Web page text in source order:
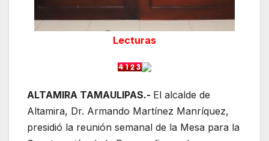
Lecturas
ALTAMIRA TAMAULIPAS.- El alcalde de
Altamira, Dr. Armando Martínez Manríquez,
presidió la reunión semanal de la Mesa para la